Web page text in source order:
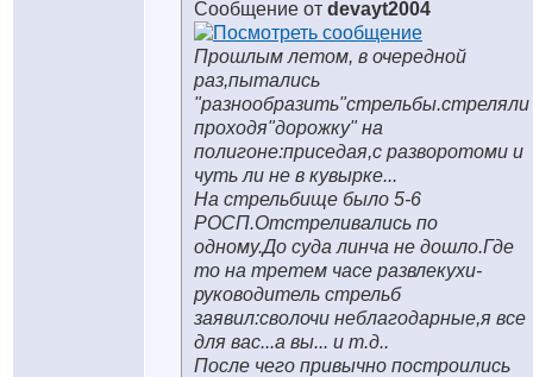
Сообщение от devayt2004
Прошлым летом, в очередной
раз,пытались
"разнообразить"стрельбы.стреляли
проходя"дорожку" на
полигоне:приседая,с разворотоми и
чуть ли не в кувырке...
На стрельбище было 5-6
РОСП.Отстреливались по
одному.До суда линча не дошло.Где
то на третем часе развлекухи-
руководитель стрельб
заявил:сволочи неблагодарные,я все
для вас...а вы... и т.д..
После чего привычно построились